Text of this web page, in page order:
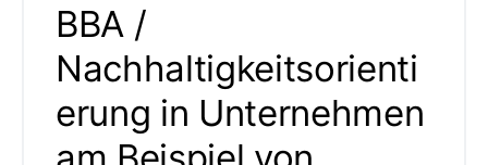
BBA /
Nachhaltigkeitsorienti
erung in Unternehmen